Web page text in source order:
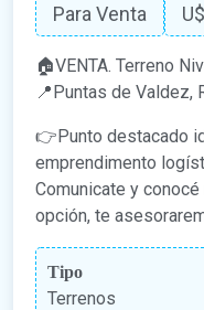
Para Venta
🏠VENTA. Terreno
📍Puntas de Valdez,
👉Punto destacado
emprendimento
Comunicate y
opción, te
Tipo
Terrenos